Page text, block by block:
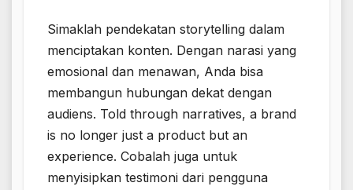
Simaklah pendekatan storytelling dalam
menciptakan konten. Dengan narasi yang
emosional dan menawan, Anda bisa
membangun hubungan dekat dengan
audiens. Told through narratives, a brand
is no longer just a product but an
experience. Cobalah juga untuk
menyisipkan testimoni dari pengguna